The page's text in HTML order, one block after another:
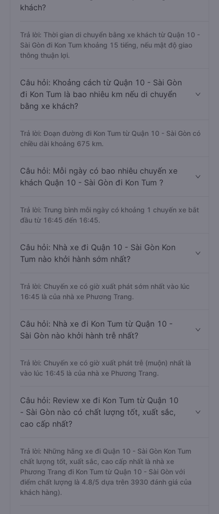
khách?
Trả lời: Thời gian di chuyển bằng xe khách từ Quận 10 -
Sài Gòn đi Kon Tum khoảng 15 tiếng, nếu mật độ giao
thông thuận lợi.
Câu hỏi: Khoảng cách từ Quận 10 - Sài Gòn
đi Kon Tum là bao nhiêu km nếu di chuyển
bằng xe khách?
Trả lời: Đoạn đường đi Kon Tum từ Quận 10 - Sài Gòn có
chiều dài khoảng 675 km.
Câu hỏi: Mỗi ngày có bao nhiêu chuyến xe
khách Quận 10 - Sài Gòn đi Kon Tum ?
Trả lời: Trung bình mỗi ngày có khoảng 1 chuyến xe bắt
đầu từ 16:45 đến 16:45.
Câu hỏi: Nhà xe đi Quận 10 - Sài Gòn Kon
Tum nào khởi hành sớm nhất?
Trả lời: Chuyến xe có giờ xuất phát sớm nhất vào lúc
16:45 là của nhà xe Phương Trang.
Câu hỏi: Nhà xe đi Kon Tum từ Quận 10 -
Sài Gòn nào khởi hành trễ nhất?
Trả lời: Chuyến xe có giờ xuất phát trễ (muộn) nhất là
vào lúc 16:45 là của nhà xe Phương Trang.
Câu hỏi: Review xe đi Kon Tum từ Quận 10
- Sài Gòn nào có chất lượng tốt, xuất sắc,
cao cấp nhất?
Trả lời: Những hãng xe đi Quận 10 - Sài Gòn Kon Tum
chất lượng tốt, xuất sắc, cao cấp nhất là nhà xe
Phương Trang đi Kon Tum từ Quận 10 - Sài Gòn với
điểm chất lượng là 4.8/5 dựa trên 3930 đánh giá của
khách hàng).